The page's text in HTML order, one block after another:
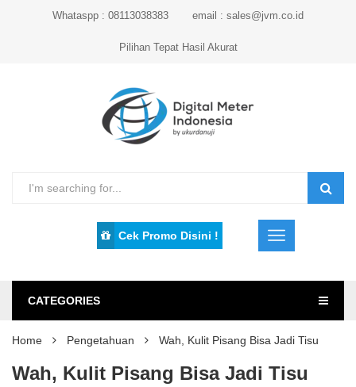
Whataspp : 08113038383 email : sales@jvm.co.id
Pilihan Tepat Hasil Akurat
Cek Promo Disini !
CATEGORIES
Home Pengetahuan Wah, Kulit Pisang Bisa Jadi Tisu
Wah, Kulit Pisang Bisa Jadi Tisu